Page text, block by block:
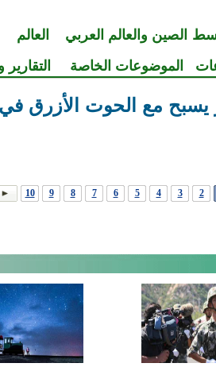
الصين والعالم العربي العالم
الموضوعات الخاصة
يسبح مع الحوت الأزرق في
2
3
4
5
6
7
8
9
10